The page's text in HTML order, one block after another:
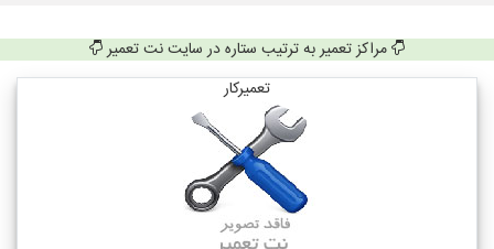
مراکز تعمیر به ترتیب ستاره در سایت نت تعمیر
تعمیرکار